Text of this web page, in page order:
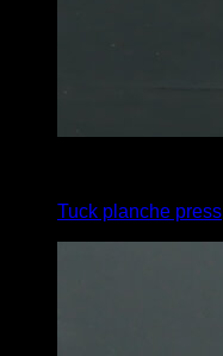
Tuck planche press